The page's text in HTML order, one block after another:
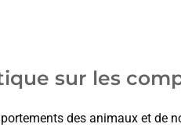
sur les
des animaux et de